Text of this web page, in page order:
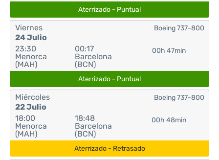
Aterrizado - Puntual
Viernes
24 Julio
23:30
Menorca
(MAH)
00:17
Barcelona
(BCN)
00h 47min
Boeing 737-800
Aterrizado - Puntual
Miércoles
22 Julio
18:00
Menorca
(MAH)
18:48
Barcelona
(BCN)
00h 48min
Boeing 737-800
Aterrizado - Retrasado